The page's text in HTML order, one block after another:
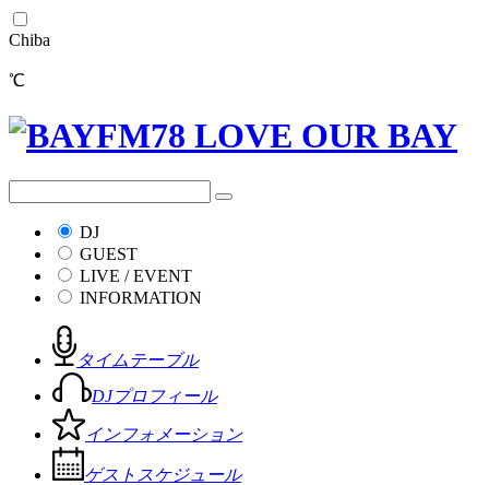
Chiba
℃
DJ
GUEST
LIVE / EVENT
INFORMATION
タイムテーブル
DJプロフィール
インフォメーション
ゲストスケジュール